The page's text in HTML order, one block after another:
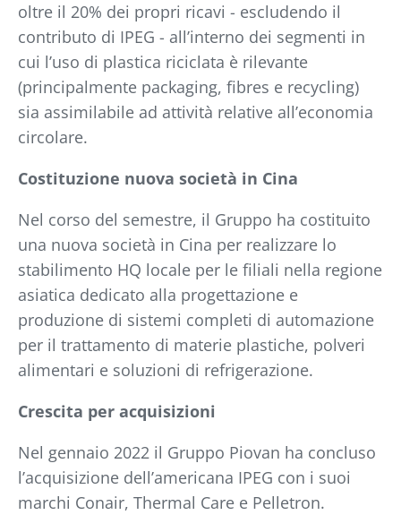
oltre il 20% dei propri ricavi - escludendo il
contributo di IPEG - all’interno dei segmenti in
cui l’uso di plastica riciclata è rilevante
(principalmente packaging, fibres e recycling)
sia assimilabile ad attività relative all’economia
circolare.
Costituzione nuova società in Cina
Nel corso del semestre, il Gruppo ha costituito
una nuova società in Cina per realizzare lo
stabilimento HQ locale per le filiali nella regione
asiatica dedicato alla progettazione e
produzione di sistemi completi di automazione
per il trattamento di materie plastiche, polveri
alimentari e soluzioni di refrigerazione.
Crescita per acquisizioni
Nel gennaio 2022 il Gruppo Piovan ha concluso
l’acquisizione dell’americana IPEG con i suoi
marchi Conair, Thermal Care e Pelletron.